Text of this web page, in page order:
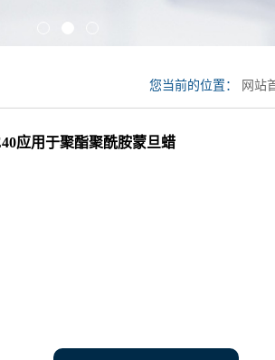
您当前的位置： 网站
应用于聚酯聚酰胺蒙旦蜡